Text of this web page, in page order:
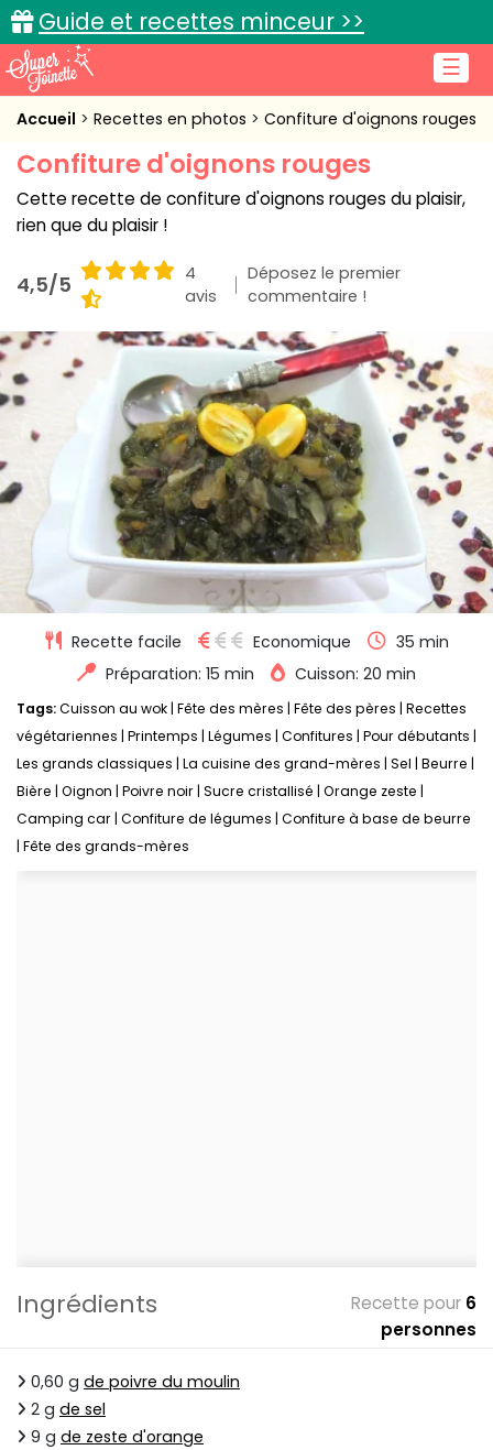
☰
Guide et recettes minceur >>
Accueil
Recettes de cuisine
Cuisine pratique
L'actu cuisine
Connexion
Accueil Recettes en photos Confiture d'oignons rouges
Confiture d'oignons rouges
Cette recette de confiture d'oignons rouges du plaisir,
rien que du plaisir !
4,5/5
4
avis
Déposez le premier
commentaire !
Recette facile Economique
35 min
Préparation: 15 min
Cuisson: 20 min
Tags:Cuisson au wok Fête des mères Fête des pères Recettes
végétariennes Printemps Légumes Confitures Pour débutants
Les grands classiques La cuisine des grand-mères Sel Beurre
Bière Oignon Poivre noir Sucre cristallisé Orange zeste
Camping car Confiture de légumes Confiture à base de beurre
Fête des grands-mères
Ingrédients Recette pour 6
personnes
0,60 g de poivre du moulin
2 g de sel
9 g de zeste d'orange